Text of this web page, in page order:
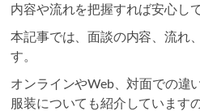
内容や流れを把握すれば安心し
本記事では、面談の内容、流れ
す。
オンラインやWeb、対面での違
服装についても紹介しています